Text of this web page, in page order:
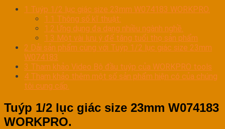
1 Tuýp 1/2 lục giác size 23mm W074183 WORKPRO.
1.1 Thông số kĩ thuật:
1.2 Ứng dụng đa dạng nhiều ngành nghề.
1.3 Một vài lưu ý để tăng tuổi thọ sản phẩm
2 Dải sản phẩm cùng với Tuýp 1/2 lục giác size 23mm
W074183
3 Tham khảo Video Bộ đầu tuýp của WORKPRO tools
4 Tham khảo thêm một số sản phẩm hiện có của chúng
tôi cung cấp.
Tuýp 1/2 lục giác size 23mm W074183
WORKPRO.